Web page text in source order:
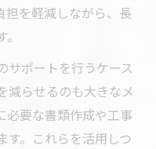
担を軽減しながら、長
サポートを行うケース
減らせるのも大きなメ
必要な書類作成や工事
す。これらを活用しつ